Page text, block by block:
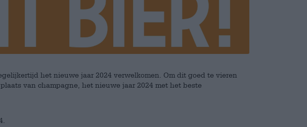
het nieuwe jaar 2024 verwelkomen. Om dit goed te vieren
van champagne, het nieuwe jaar 2024 met het beste